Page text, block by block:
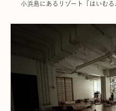
小浜島にあるリゾート「はいむる